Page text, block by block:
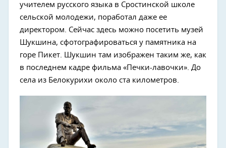
учителем русского языка в Сростинской школе
сельской молодежи, поработал даже ее
директором. Сейчас здесь можно посетить музей
Шукшина, сфотографироваться у памятника на
горе Пикет. Шукшин там изображен таким же, как
в последнем кадре фильма «Печки-лавочки». До
села из Белокурихи около ста километров.